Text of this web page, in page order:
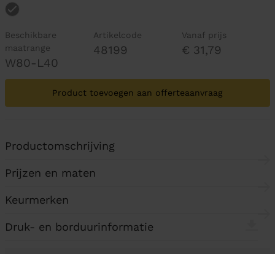
Beschikbare
maatrange
W80-L40
Artikelcode
48199
Vanaf prijs
€ 31,79
Product toevoegen aan offerteaanvraag
Productomschrijving
Prijzen en maten
Keurmerken
Druk- en borduurinformatie